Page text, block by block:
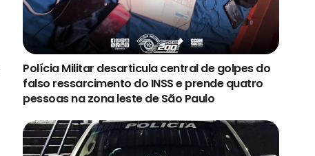
Polícia Militar desarticula central de golpes do
falso ressarcimento do INSS e prende quatro
pessoas na zona leste de São Paulo